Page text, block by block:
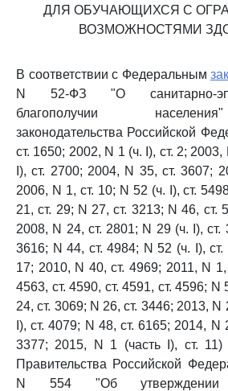
ДЛЯ ОБУЧАЮЩИХСЯ С
ВОЗМОЖНОСТЯМИ
В соответствии с Федеральным
N 52-ФЗ "О санитарно-
благополучии
законодательства Российской
ст. 1650; 2002, N 1 (ч. I), ст. 2; 2003,
I), ст. 2700; 2004, N 35, ст. 3607;
2006, N 1, ст. 10; N 52 (ч. I), ст.
21, ст. 29; N 27, ст. 3213; N 46, ст.
2008, N 24, ст. 2801; N 29 (ч. I), ст.
3616; N 44, ст. 4984; N 52 (ч. I),
17; 2010, N 40, ст. 4969; 2011, N 1,
4563, ст. 4590, ст. 4591, ст. 4596; N
24, ст. 3069; N 26, ст. 3446; 2013, N
I), ст. 4079; N 48, ст. 6165; 2014, N
3377; 2015, N 1 (часть I), ст. 11)
Правительства Российской
N 554 "Об